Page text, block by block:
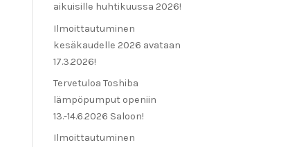
aikuisille huhtikuussa 2026!
Ilmoittautuminen
kesäkaudelle 2026 avataan
17.3.2026!
Tervetuloa Toshiba
lämpöpumput openiin
13.-14.6.2026 Saloon!
Ilmoittautuminen